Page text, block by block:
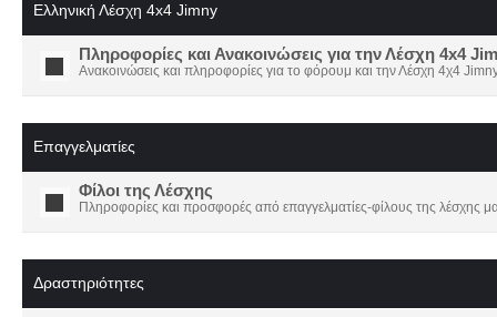
Ελληνική Λέσχη 4x4 Jimny
Πληροφορίες και Ανακοινώσεις για την Λέσχη 4x4
Ανακοινώσεις και πληροφορίες για το φόρουμ και την Λέσχη 4χ4
Επαγγελματίες
Φίλοι της Λέσχης
Πληροφορίες και προσφορές από επαγγελματίες-φίλους της λέσχης
Δραστηριότητες